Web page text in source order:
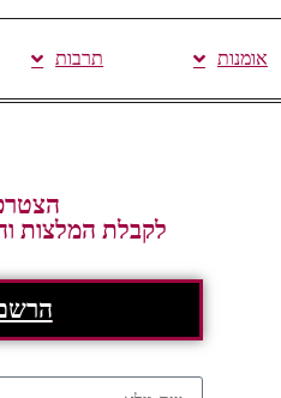
אומנות תרבות
לקבלת המלצות